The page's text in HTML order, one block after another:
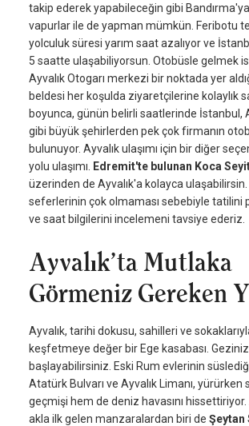
takip ederek yapabileceğin gibi
vapurlar ile de yapman mümkün. Feribotu
yolculuk süresi yarım saat azalıyor ve
5 saatte ulaşabiliyorsun. Otobüsle gelmek
Ayvalık Otogarı merkezi bir noktada yer
beldesi her koşulda ziyaretçilerine kolaylık
boyunca, günün belirli saatlerinde İstanbul,
gibi büyük şehirlerden pek çok firmanın
bulunuyor. Ayvalık ulaşımı için bir diğer
yolu ulaşımı.
Edremit'te bulunan Koca
üzerinden de Ayvalık'a kolayca
seferlerinin çok olmaması sebebiyle tatilini
ve saat bilgilerini incelemeni tavsiye ederiz.
Ayvalık’ta Mutlaka
Görmeniz Gereken
Ayvalık, tarihi dokusu, sahilleri ve
keşfetmeye değer bir Ege kasabası.
başlayabilirsiniz. Eski Rum evlerinin
Atatürk Bulvarı ve Ayvalık Limanı, yürürken
geçmişi hem de deniz havasını hissettiriyor.
akla ilk gelen manzaralardan biri de Şeytan